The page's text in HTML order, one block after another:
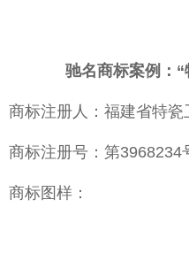
驰名商标案例：
商标注册人：福建省特瓷
商标注册号：第3968234
商标图样：